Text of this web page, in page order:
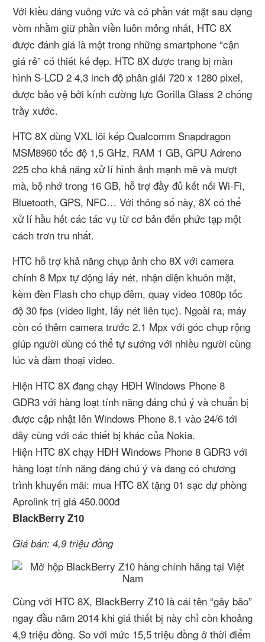
Với kiều dáng vuông vức và có phần vát mặt sau dạng
vòm nhằm giữ phần viền luôn mỏng nhất, HTC 8X
được đánh giá là một trong những smartphone “cận
giá rẻ” có thiết kế đẹp. HTC 8X được trang bị màn
hình S-LCD 2 4,3 inch độ phân giải 720 x 1280 pixel,
được bảo vệ bởi kính cường lực Gorilla Glass 2 chống
trầy xước.
HTC 8X dùng VXL lõi kép Qualcomm Snapdragon
MSM8960 tốc độ 1,5 GHz, RAM 1 GB, GPU Adreno
225 cho khả năng xử lí hình ảnh mạnh mẽ và mượt
mà, bộ nhớ trong 16 GB, hỗ trợ đầy đủ kết nối Wi-Fi,
Bluetooth, GPS, NFC… Với thông số này, 8X có thể
xử lí hầu hết các tác vụ từ cơ bản đến phức tạp một
cách trơn tru nhất.
HTC hỗ trợ khả năng chụp ảnh cho 8X với camera
chính 8 Mpx tự động lấy nét, nhận diện khuôn mặt,
kèm đèn Flash cho chụp đêm, quay video 1080p tốc
độ 30 fps (video light, lấy nét liên tục). Ngoài ra, máy
còn có thêm camera trước 2.1 Mpx với góc chụp rộng
giúp người dùng có thể tự sướng với nhiều người cùng
lúc và đàm thoại video.
Hiện HTC 8X đang chạy HĐH Windows Phone 8
GDR3 với hàng loạt tính năng đáng chú ý và chuẩn bị
được cập nhật lên Windows Phone 8.1 vào 24/6 tới
đây cùng với các thiết bị khác của Nokia.
Hiện HTC 8X chạy HĐH Windows Phone 8 GDR3 với
hàng loạt tính năng đáng chú ý và đang có chương
trình khuyến mãi: mua HTC 8X tặng 01 sạc dự phòng
Aprolink trị giá 450.000đ
BlackBerry Z10
Giá bán: 4,9 triệu đồng
Cùng với HTC 8X, BlackBerry Z10 là cái tên “gây bão”
ngay đầu năm 2014 khi giá thiết bị này chỉ còn khoảng
4,9 triệu đồng. So với mức 15,5 triệu đồng ở thời điểm